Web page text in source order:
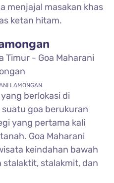
menjajal masakan khas
ketan hitam.
LAMONGAN
berlokasi di
goa berukuran
yang pertama kali
Goa Maharani
keindahan bawah
stalakmit, dan